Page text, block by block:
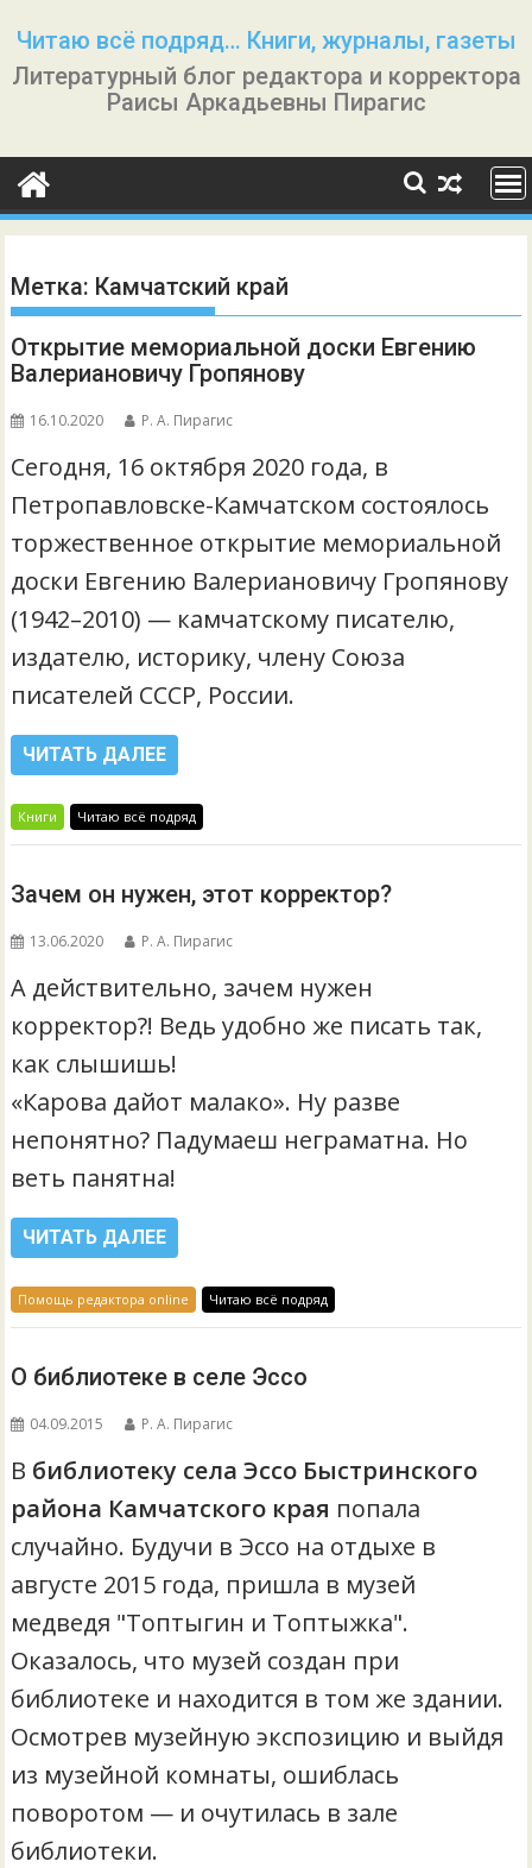
содержимому
Читаю всё подряд… Книги, журналы, газеты
Литературный блог редактора и корректора
Раисы Аркадьевны Пирагис
Метка: Камчатский край
Открытие мемориальной доски Евгению
Валериановичу Гропянову
16.10.2020 Р. А. Пирагис
Сегодня, 16 октября 2020 года, в
Петропавловске-Камчатском состоялось
торжественное открытие мемориальной
доски Евгению Валериановичу Гропянову
(1942–2010) — камчатскому писателю,
издателю, историку, члену Союза
писателей СССР, России.
ЧИТАТЬ ДАЛЕЕ
Книги Читаю всё подряд
Зачем он нужен, этот корректор?
13.06.2020 Р. А. Пирагис
А действительно, зачем нужен
корректор?! Ведь удобно же писать так,
как слышишь!
«Карова дайот малако». Ну разве
непонятно? Падумаеш неграматна. Но
веть панятна!
ЧИТАТЬ ДАЛЕЕ
Помощь редактора online Читаю всё подряд
О библиотеке в селе Эссо
04.09.2015 Р. А. Пирагис
В библиотеку села Эссо Быстринского
района Камчатского края попала
случайно. Будучи в Эссо на отдыхе в
августе 2015 года, пришла в музей
медведя "Топтыгин и Топтыжка".
Оказалось, что музей создан при
библиотеке и находится в том же здании.
Осмотрев музейную экспозицию и выйдя
из музейной комнаты, ошиблась
поворотом — и очутилась в зале
библиотеки.